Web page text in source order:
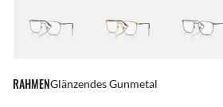
RAHMENGlänzendes Gunmetal